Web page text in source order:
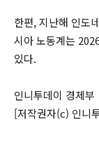
한편, 지난해 인도
시아 노동계는
있다.
인니투데이 경제부
[저작권자(c) 인니